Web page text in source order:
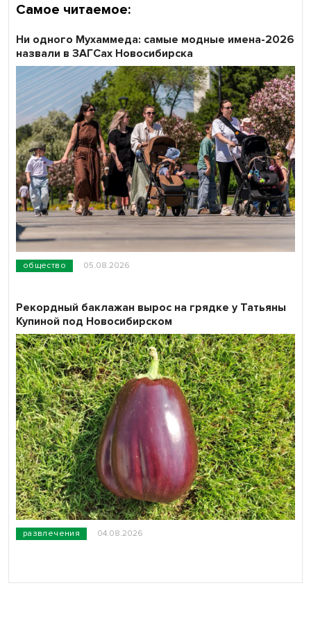
Самое читаемое:
общество 05.08.2026
Ни одного Мухаммеда: самые модные имена-2026
назвали в ЗАГСах Новосибирска
развлечения 04.08.2026
Рекордный баклажан вырос на грядке у Татьяны
Купиной под Новосибирском